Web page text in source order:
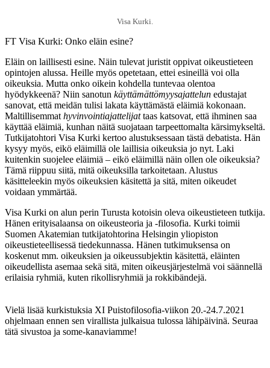
Visa Kurki.
FT Visa Kurki: Onko eläin esine?
Eläin on laillisesti esine. Näin tulevat juristit oppivat oikeustieteen
opintojen alussa. Heille myös opetetaan, ettei esineillä voi olla
oikeuksia. Mutta onko oikein kohdella tuntevaa olentoa
hyödykkeenä? Niin sanotun käyttämättömyysajattelun edustajat
sanovat, että meidän tulisi lakata käyttämästä eläimiä kokonaan.
Maltillisemmat hyvinvointiajattelijattaas katsovat, että ihminen saa
käyttää eläimiä, kunhan näitä suojataan tarpeettomalta kärsimykseltä.
Tutkijatohtori Visa Kurki kertoo alustuksessaan tästä debatista. Hän
kysyy myös, eikö eläimillä ole laillisia oikeuksia jo nyt. Laki
kuitenkin suojelee eläimiä – eikö eläimillä näin ollen ole oikeuksia?
Tämä riippuu siitä, mitä oikeuksilla tarkoitetaan. Alustus
käsitteleekin myös oikeuksien käsitettä ja sitä, miten oikeudet
voidaan ymmärtää.
Visa Kurki on alun perin Turusta kotoisin oleva oikeustieteen tutkija.
Hänen erityisalaansa on oikeusteoria ja -filosofia. Kurki toimii
Suomen Akatemian tutkijatohtorina Helsingin yliopiston
oikeustieteellisessä tiedekunnassa. Hänen tutkimuksensa on
koskenut mm. oikeuksien ja oikeussubjektin käsitettä, eläinten
oikeudellista asemaa sekä sitä, miten oikeusjärjestelmä voi säännellä
erilaisia ryhmiä, kuten rikollisryhmiä ja rokkibändejä.
Vielä lisää kurkistuksia XI Puistofilosofia-viikon 20.-24.7.2021
ohjelmaan ennen sen virallista julkaisua tulossa lähipäivinä. Seuraa
tätä sivustoa ja some-kanaviamme!